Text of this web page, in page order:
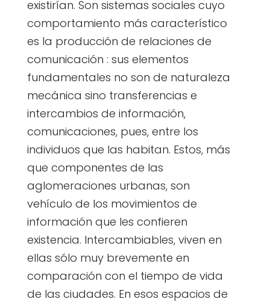
existirían. Son sistemas sociales cuyo
comportamiento más característico
es la producción de relaciones de
comunicación : sus elementos
fundamentales no son de naturaleza
mecánica sino transferencias e
intercambios de información,
comunicaciones, pues, entre los
individuos que las habitan. Estos, más
que componentes de las
aglomeraciones urbanas, son
vehículo de los movimientos de
información que les confieren
existencia. Intercambiables, viven en
ellas sólo muy brevemente en
comparación con el tiempo de vida
de las ciudades. En esos espacios de